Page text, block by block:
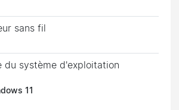
sans fil
du système d'exploitation
11